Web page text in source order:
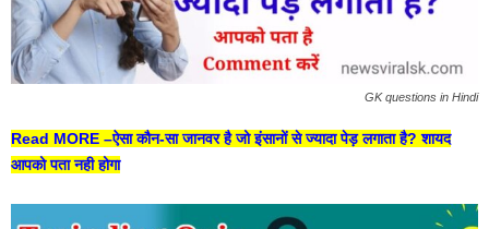
GK questions in Hindi
Read MORE –ऐसा कौन-सा जानवर है जो इंसानों से ज्यादा पेड़ लगाता है? शायद
आपको पता नही होगा